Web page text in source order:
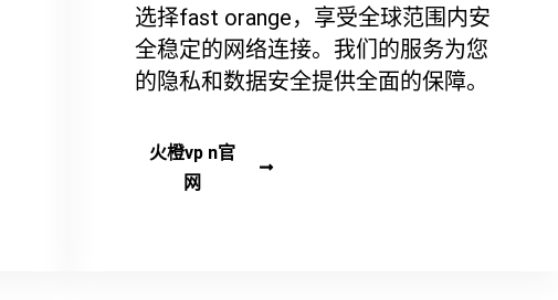
选择fast orange，享受全球范围内安
全稳定的网络连接。我们的服务为您
的隐私和数据安全提供全面的保障。
火橙vp n官
网